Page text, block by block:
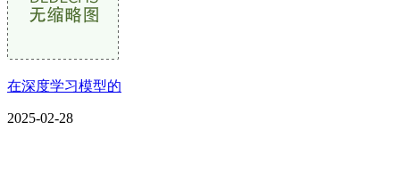
在深度学习模型的
2025-02-28